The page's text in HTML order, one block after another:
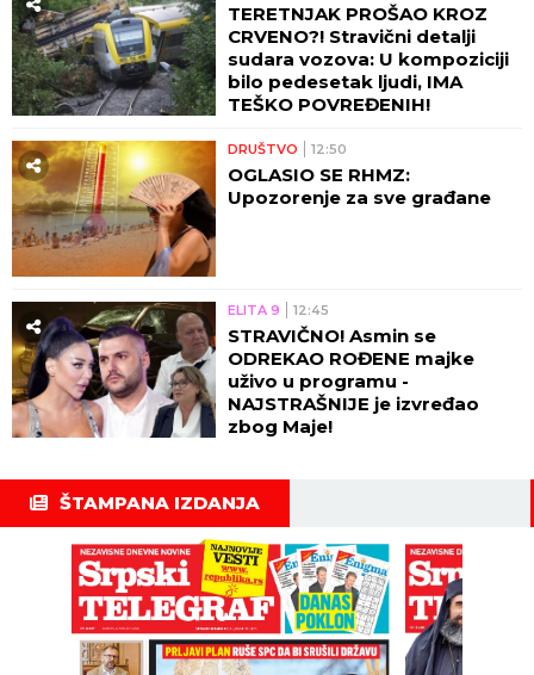
TERETNJAK PROŠAO KROZ
CRVENO?! Stravični detalji
sudara vozova: U kompoziciji
bilo pedesetak ljudi, IMA
TEŠKO POVREĐENIH!
DRUŠTVO 12:50
OGLASIO SE RHMZ:
Upozorenje za sve građane
ELITA 9 12:45
STRAVIČNO! Asmin se
ODREKAO ROĐENE majke
uživo u programu -
NAJSTRAŠNIJE je izvređao
zbog Maje!
ŠTAMPANA IZDANJA